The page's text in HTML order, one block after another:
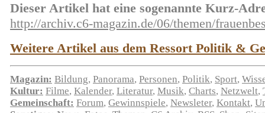
Dieser Artikel hat eine sogenannte Kurz-
http://archiv.c6-magazin.de/06/themen/
Weitere Artikel aus dem Ressort Politik &
Magazin: Bildung, Panorama, Personen, Politik, Sport,
Kultur: Filme, Kalender, Literatur, Musik, Charts, Netzwelt,
Gemeinschaft: Forum, Gewinnspiele, Newsleter, Kontakt,